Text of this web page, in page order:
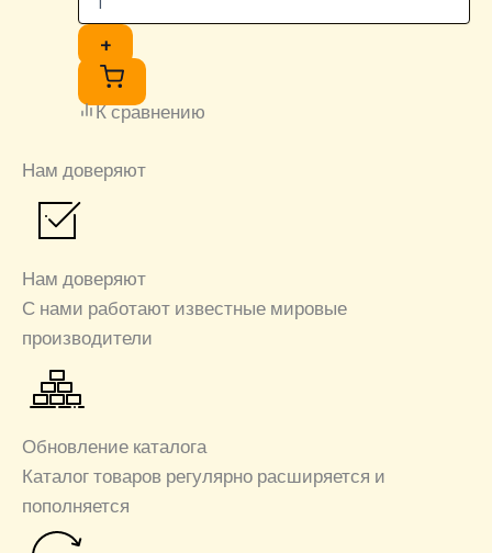
+
К сравнению
Нам доверяют
Нам доверяют
С нами работают известные мировые
производители
Обновление каталога
Каталог товаров регулярно расширяется и
пополняется